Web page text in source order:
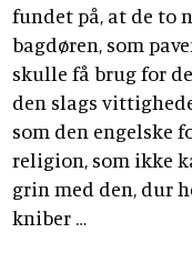
fundet på, at de to
bagdøren, som
skulle få brug for
den slags
som den engelske
religion, som ikke
grin med den, dur
kniber …